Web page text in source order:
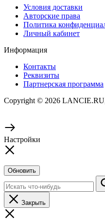
Условия доставки
Авторские права
Политика
Личный кабинет
Информация
Контакты
Реквизиты
Партнерская программа
Copyright © 2026
Настройки
Обновить
Закрыть